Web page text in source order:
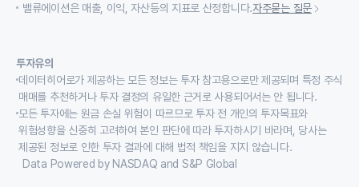
밸류에이션은 매출, 이익, 자산등의 지표로 산정합니다.자주묻는 질문
투자유의
데이터히어로가 제공하는 모든 정보는 투자 참고용으로만 제공되며 특정 주식
매매를 추천하거나 투자 결정의 유일한 근거로 사용되어서는 안 됩니다.
모든 투자에는 원금 손실 위험이 따르므로 투자 전 개인의 투자목표와
위험성향을 신중히 고려하여 본인 판단에 따라 투자하시기 바라며, 당사는
제공된 정보로 인한 투자 결과에 대해 법적 책임을 지지 않습니다.
Data Powered by NASDAQ and S&P Global